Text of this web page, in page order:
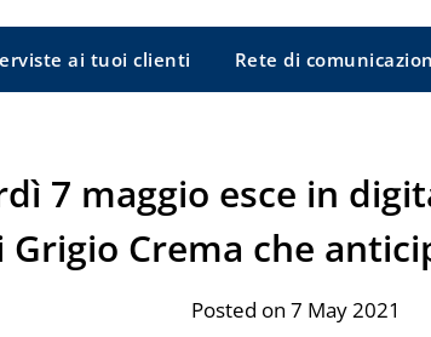
ai tuoi clienti Rete di
7 maggio esce in
Grigio Crema che
Posted on 7 May 2021